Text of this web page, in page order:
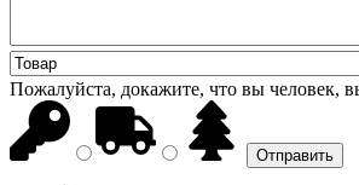
Пожалуйста, докажите, что вы человек,